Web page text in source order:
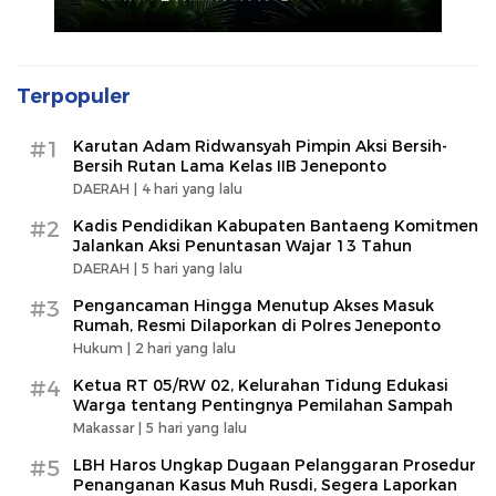
Terpopuler
#1
Karutan Adam Ridwansyah Pimpin Aksi Bersih-
Bersih Rutan Lama Kelas IIB Jeneponto
DAERAH | 4 hari yang lalu
#2
Kadis Pendidikan Kabupaten Bantaeng Komitmen
Jalankan Aksi Penuntasan Wajar 13 Tahun
DAERAH | 5 hari yang lalu
#3
Pengancaman Hingga Menutup Akses Masuk
Rumah, Resmi Dilaporkan di Polres Jeneponto
Hukum | 2 hari yang lalu
#4
Ketua RT 05/RW 02, Kelurahan Tidung Edukasi
Warga tentang Pentingnya Pemilahan Sampah
Makassar | 5 hari yang lalu
#5
LBH Haros Ungkap Dugaan Pelanggaran Prosedur
Penanganan Kasus Muh Rusdi, Segera Laporkan